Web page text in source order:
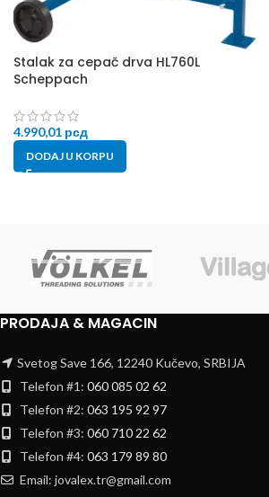
Stalak za cepač drva HL760L
Scheppach
4.990,01 рсд
DODAJ U KORPU
PRODAJA & MAGACIN
Svetog Save 166, 12240 Kučevo, SRBIJA
Telefon #1: 060 085 02 62
Telefon #2: 063 195 92 97
Telefon #3: 060 710 22 62
Telefon #4: 063 179 89 80
Email: jovalex.tr@gmail.com